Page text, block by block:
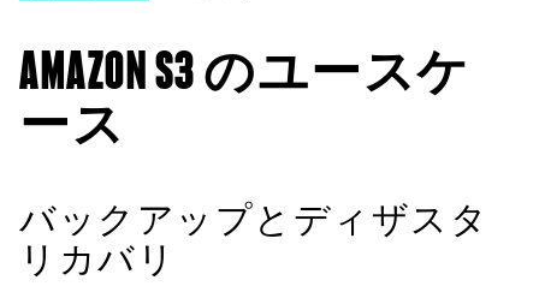
AMAZON S3 のユースケ
ース
バックアップとディザスタ
リカバリ